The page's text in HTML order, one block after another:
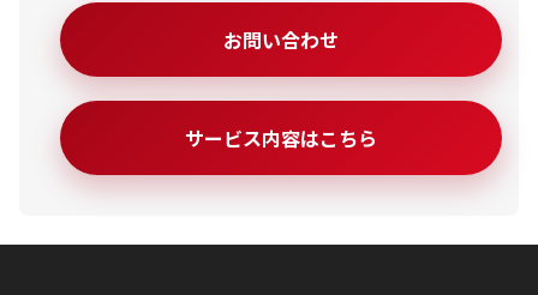
お問い合わせ
サービス内容はこちら